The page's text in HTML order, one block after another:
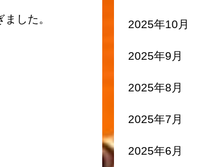
した。 2025年10月
2025年9月
2025年8月
2025年7月
2025年6月